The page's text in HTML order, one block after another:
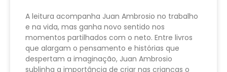
A leitura acompanha Juan Ambrosio no trabalho
e na vida, mas ganha novo sentido nos
momentos partilhados com o neto. Entre livros
que alargam o pensamento e histórias que
despertam a imaginação, Juan Ambrosio
sublinha a importância de criar nas crianças o